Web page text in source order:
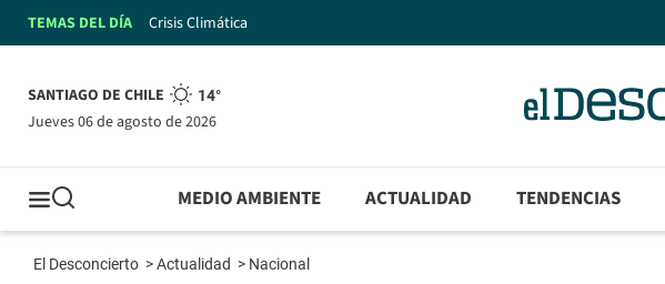
TEMAS DEL DÍA Crisis Climática
SANTIAGO DE CHILE 14°
jueves 06 de agosto de 2026
MEDIO AMBIENTE ACTUALIDAD TENDENCIAS
El Desconcierto >Actualidad > Nacional